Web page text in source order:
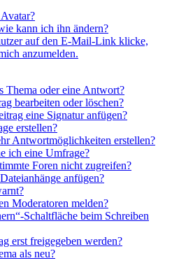
kann ich ihn ändern?
auf den E-Mail-Link klicke,
anzumelden.
Thema oder eine Antwort?
bearbeiten oder löschen?
eine Signatur anfügen?
erstellen?
Antwortmöglichkeiten erstellen?
ich eine Umfrage?
Foren nicht zugreifen?
anfügen?
Moderatoren melden?
Schaltfläche beim Schreiben
erst freigegeben werden?
als neu?